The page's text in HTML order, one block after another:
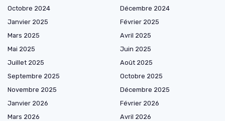
Octobre 2024
Décembre 2024
Janvier 2025
Février 2025
Mars 2025
Avril 2025
Mai 2025
Juin 2025
Juillet 2025
Août 2025
Septembre 2025
Octobre 2025
Novembre 2025
Décembre 2025
Janvier 2026
Février 2026
Mars 2026
Avril 2026